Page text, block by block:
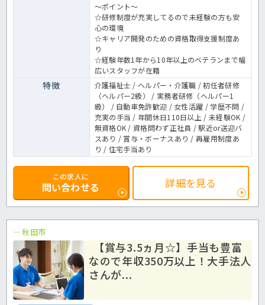
～ポイント～
☆研修制度が充実してるので未経験の方も安
心の環境
☆キャリア開発のための資格取得支援制度あ
り
☆経験年数1年から10年以上のベテランまで幅
広いスタッフが在籍
特徴
介護福祉士 / ヘルパー・介護職 / 初任者研修
（ヘルパー2級） / 実務者研修（ヘルパー1
級） / 自動車免許歓迎 / 女性活躍 / 学歴不問 /
充実の手当 / 年間休日110日以上 / 未経験OK /
無資格OK / 資格問わず正社員 / 駅近or送迎バ
スあり / 賞与・ボーナスあり / 再雇用制度あ
り / 住宅手当あり
この求人に
問い合わせる 詳細を見る
秋田市
【賞与3.5ヵ月☆】手当も豊富
なので年収350万以上！大手法人
さんが...